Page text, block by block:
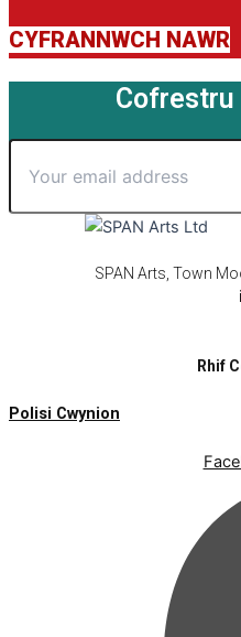
CYFRANNWCH NAWR
Cofrestru
SPAN Arts, Town
Rhif
Polisi Cwynion